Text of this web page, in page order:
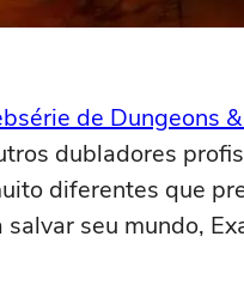
de Dungeons
dubladores
diferentes que
seu mundo,